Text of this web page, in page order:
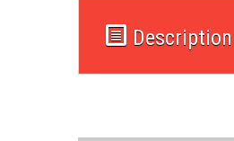
Description